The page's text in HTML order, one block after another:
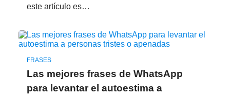
este artículo es…
FRASES
Las mejores frases de WhatsApp
para levantar el autoestima a